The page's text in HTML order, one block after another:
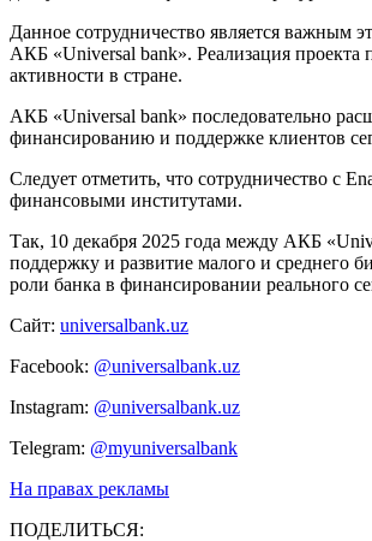
Данное сотрудничество является важным
АКБ «Universal bank». Реализация проекта
активности в стране.
АКБ «Universal bank» последовательно
финансированию и поддержке клиентов
Следует отметить, что сотрудничество с
финансовыми институтами.
Так, 10 декабря 2025 года между АКБ
поддержку и развитие малого и среднего
роли банка в финансировании реального
Сайт: universalbank.uz
Facebook: @universalbank.uz
Instagram: @universalbank.uz
Telegram: @myuniversalbank
На правах рекламы
ПОДЕЛИТЬСЯ: